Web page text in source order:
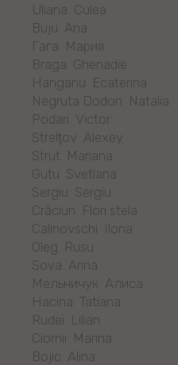
Uliana Culea
Buju Ana
Гага Мария
Braga Ghenadie
Hanganu Ecaterina
Negruta Dodon Natalia
Podari Victor
Strelţov Alexey
Strut Mariana
Gutu Svetlana
Sergiu Sergiu
Crăciun Flori stela
Calinovschi Ilona
Oleg Rusu
Sova Arina
Мельничук Алиса
Hacina Tatiana
Rudei Lilian
Ciornii Marina
Bojic Alina